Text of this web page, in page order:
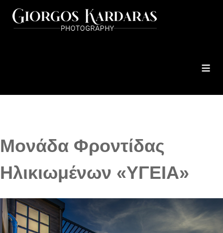
≡
Μονάδα Φροντίδας
Ηλικιωμένων «ΥΓΕΙΑ»